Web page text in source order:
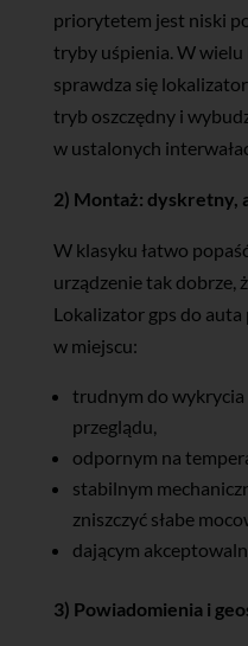
priorytetem jest niski
tryby uśpienia. W
sprawdza się
tryb oszczędny i
w ustalonych
2) Montaż: dyskretny,
W klasyku łatwo
urządzenie tak dobrze,
Lokalizator gps do
w miejscu:
trudnym do wykrycia
przeglądu,
odpornym na
stabilnym
zniszczyć słabe
dającym
3) Powiadomienia i